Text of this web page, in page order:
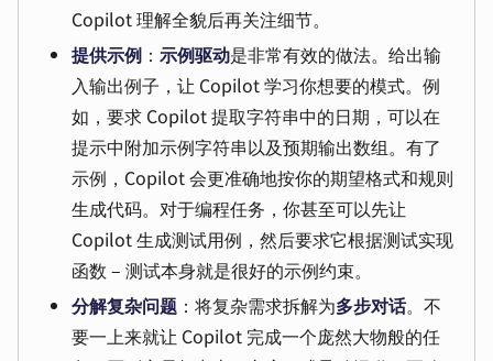
Copilot 理解全貌后再关注细节。
提供示例 ： 示例驱动是非常有效的做法。给出输
入输出例子，让 Copilot 学习你想要的模式。例
如，要求 Copilot 提取字符串中的日期，可以在
提示中附加示例字符串以及预期输出数组。有了
示例，Copilot 会更准确地按你的期望格式和规则
生成代码。对于编程任务，你甚至可以先让
Copilot 生成测试用例，然后要求它根据测试实现
函数 – 测试本身就是很好的示例约束。
分解复杂问题 ：将复杂需求拆解为多步对话。不
要一上来就让 Copilot 完成一个庞然大物般的任